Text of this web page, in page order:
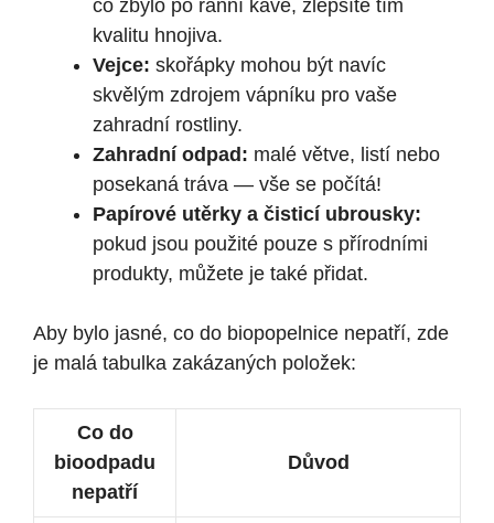
co zbylo po ranní kávě, zlepšíte tím
kvalitu hnojiva.
Vejce: skořápky mohou být navíc
skvělým zdrojem vápníku pro vaše
zahradní rostliny.
Zahradní odpad: malé větve, listí nebo
posekaná tráva — vše se počítá!
Papírové utěrky a čisticí ubrousky:
pokud jsou použité pouze s přírodními
produkty, můžete je také přidat.
Aby bylo jasné, co do biopopelnice nepatří, zde
je malá tabulka zakázaných položek:
Co do
bioodpadu
nepatří
Důvod